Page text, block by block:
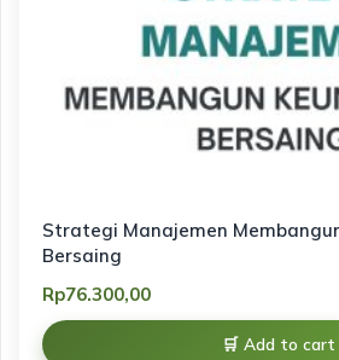
Strategi Manajemen
Bersaing
Rp76.300,00
Add to cart